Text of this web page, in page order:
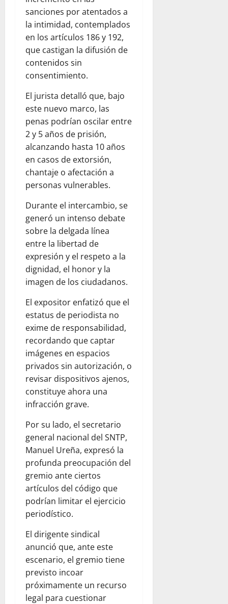
sanciones por atentados a
la intimidad, contemplados
en los artículos 186 y 192,
que castigan la difusión de
contenidos sin
consentimiento.
El jurista detalló que, bajo
este nuevo marco, las
penas podrían oscilar entre
2 y 5 años de prisión,
alcanzando hasta 10 años
en casos de extorsión,
chantaje o afectación a
personas vulnerables.
Durante el intercambio, se
generó un intenso debate
sobre la delgada línea
entre la libertad de
expresión y el respeto a la
dignidad, el honor y la
imagen de los ciudadanos.
El expositor enfatizó que el
estatus de periodista no
exime de responsabilidad,
recordando que captar
imágenes en espacios
privados sin autorización, o
revisar dispositivos ajenos,
constituye ahora una
infracción grave.
Por su lado, el secretario
general nacional del SNTP,
Manuel Ureña, expresó la
profunda preocupación del
gremio ante ciertos
artículos del código que
podrían limitar el ejercicio
periodístico.
El dirigente sindical
anunció que, ante este
escenario, el gremio tiene
previsto incoar
próximamente un recurso
legal para cuestionar